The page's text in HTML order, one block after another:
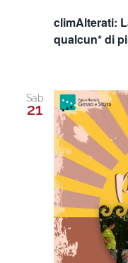
climAlterati:
qualcun* di
Sab
21